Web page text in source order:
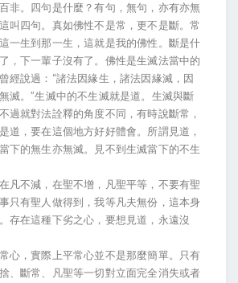
非。四句是什麼？有句，無句，亦有亦無
叫四句。真如佛性不是常，更不是斷。常
一生到那一生，這就是我的佛性。斷是什
，下一輩子沒有了。佛性是生滅法當中的
經說過：“諸法因緣生，諸法因緣滅，因
滅。”生滅中的不生滅就是道。生滅與斷
過就對法詮釋的角度不同，有時說斷常，
道，要在這個地方好好體會。所謂見道，
下的無生亦無滅。見不到生滅當下的不生
不減，在聖不增，凡聖平等，不要有聖
只有聖人做得到，我等凡夫無份，這本身
存在這種下劣之心，要想見道，永遠沒
，實際上平常心並不是那麼簡單。只有
、斷常、凡聖等一切對立面完全消失或者